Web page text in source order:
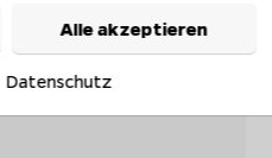
Alle akzeptieren
Datenschutz